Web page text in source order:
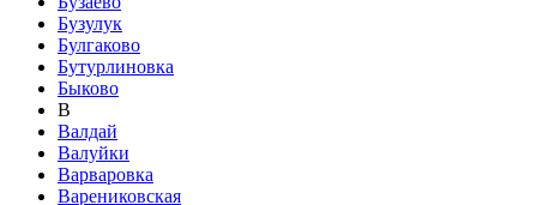
Бузулук
Булгаково
Бутурлиновка
Быково
В
Валдай
Валуйки
Варваровка
Варениковская